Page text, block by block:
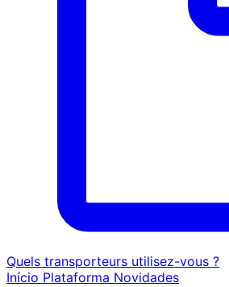
Quels transporteurs utilisez-vous ?
Início Plataforma Novidades